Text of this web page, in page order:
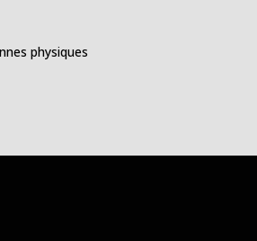
physiques